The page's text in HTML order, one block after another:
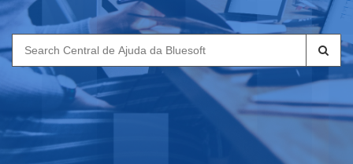
Search
for: